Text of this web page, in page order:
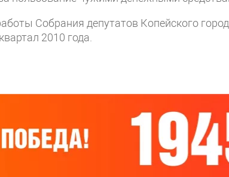
Собрания депутатов Копейского
2010 года.